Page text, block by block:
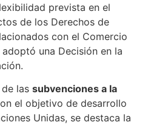
prevista en el
de los Derechos de
con el Comercio
una Decisión en la
de lassubvenciones a la
el objetivo de desarrollo
Unidas, se destaca la